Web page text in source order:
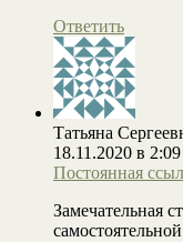
Ответить
Татьяна
18.11.2020 в
Постоянная
Замечательная